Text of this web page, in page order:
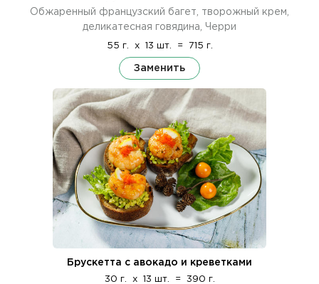
Обжаренный французский багет, творожный крем,
деликатесная говядина, Черри
55 г. x 13 шт. = 715 г.
Заменить
Брускетта с авокадо и креветками
30 г. x 13 шт. = 390 г.